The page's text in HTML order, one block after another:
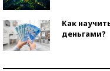
Как
деньгами?